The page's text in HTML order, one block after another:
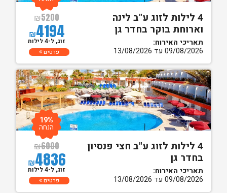
4 לילות לזוג ע"ב לינה
וארוחת בוקר בחדר גן
תאריכי האירוח:
09/08/2026 עד 13/08/2026
₪5200
₪4194
זוג, ל-4 לילות
פרטים
4 לילות לזוג ע"ב חצי פנסיון
בחדר גן
תאריכי האירוח:
09/08/2026 עד 13/08/2026
₪6000
₪4836
19%
הנחה
זוג, ל-4 לילות
פרטים